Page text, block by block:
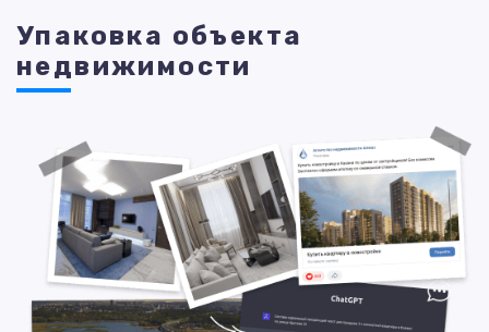
Упаковка объекта
недвижимости